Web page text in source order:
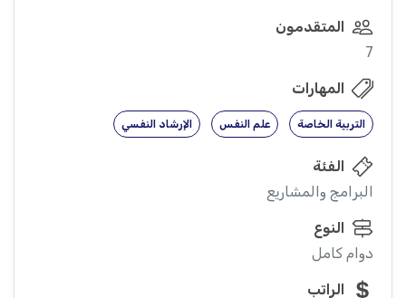
المتقدمون
7
المهارات
التربية الخاصة علم النفس الإرشاد النفسي
الفئة
البرامج والمشاريع
النوع
دوام كامل
الراتب